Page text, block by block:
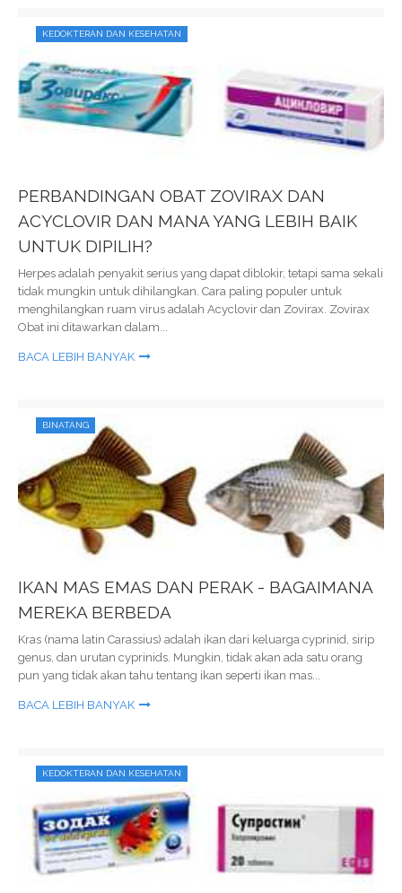
KEDOKTERAN DAN KESEHATAN
PERBANDINGAN OBAT ZOVIRAX DAN
ACYCLOVIR DAN MANA YANG LEBIH BAIK
UNTUK DIPILIH?
Herpes adalah penyakit serius yang dapat diblokir, tetapi sama sekali
tidak mungkin untuk dihilangkan. Cara paling populer untuk
menghilangkan ruam virus adalah Acyclovir dan Zovirax. Zovirax
Obat ini ditawarkan dalam...
BACA LEBIH BANYAK
BINATANG
IKAN MAS EMAS DAN PERAK - BAGAIMANA
MEREKA BERBEDA
Kras (nama latin Carassius) adalah ikan dari keluarga cyprinid, sirip
genus, dan urutan cyprinids. Mungkin, tidak akan ada satu orang
pun yang tidak akan tahu tentang ikan seperti ikan mas...
BACA LEBIH BANYAK
KEDOKTERAN DAN KESEHATAN